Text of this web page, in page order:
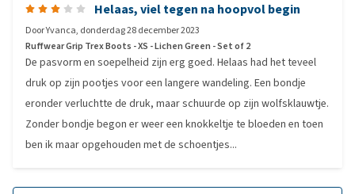
Helaas, viel tegen na hoopvol begin
DoorYvanca, donderdag 28 december 2023
Ruffwear Grip Trex Boots - XS - Lichen Green - Set of 2
De pasvorm en soepelheid zijn erg goed. Helaas had het teveel
druk op zijn pootjes voor een langere wandeling. Een bondje
eronder verluchtte de druk, maar schuurde op zijn wolfsklauwtje.
Zonder bondje begon er weer een knokkeltje te bloeden en toen
ben ik maar opgehouden met de schoentjes...